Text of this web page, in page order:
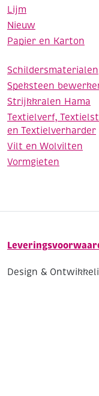
Lijm
Nieuw
Papier en Karton
Schildersmaterialen
Speksteen
Strijkkralen Hama
Textielverf,
en Textielverharder
Vilt en Wolvilten
Vormgieten
Design &